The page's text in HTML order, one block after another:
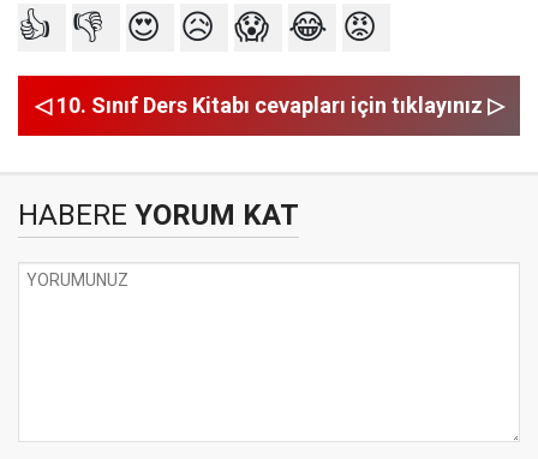
👍 👎 😍 😥 😱 😂 😡
◁ 10. Sınıf Ders Kitabı cevapları için tıklayınız ▷
HABERE YORUM KAT